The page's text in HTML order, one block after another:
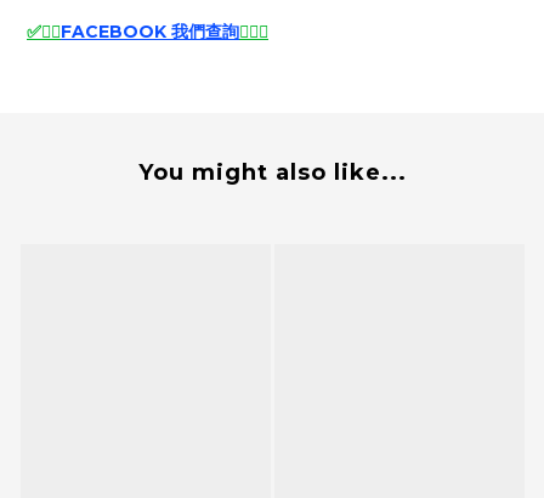
✅🙆‍♂️FACEBOOK 我們查詢🙆‍♂️✅
You might also like...